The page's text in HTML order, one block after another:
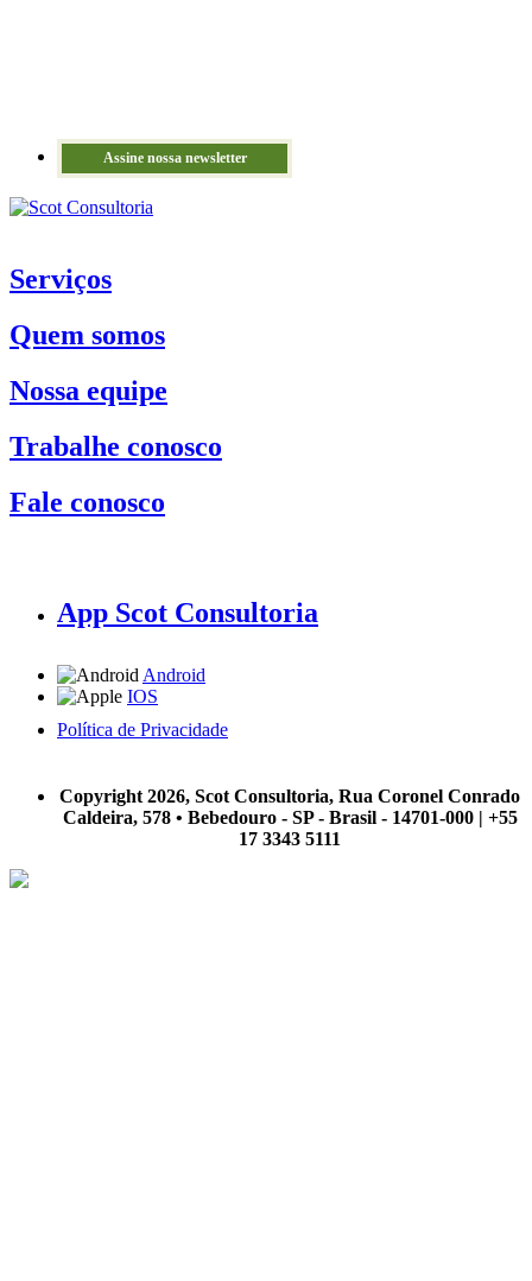
Assine nossa newsletter
Serviços
Quem somos
Nossa equipe
Trabalhe conosco
Fale conosco
App Scot Consultoria
Android
IOS
Política de Privacidade
Copyright 2026, Scot Consultoria, Rua Coronel Conrado
Caldeira, 578 • Bebedouro - SP - Brasil - 14701-000 | +55
17 3343 5111